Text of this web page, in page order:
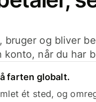
bruger og bliver
konto, når du har
farten globalt.
ét sted, og